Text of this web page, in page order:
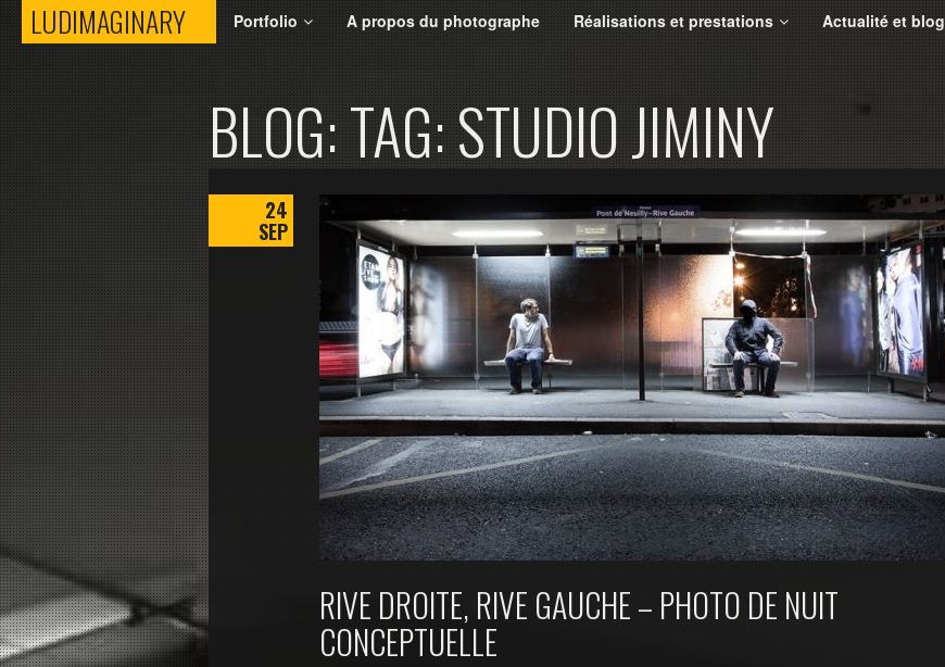
LUDIMAGINARYLUDIMAGINARY
Portfolio A propos du photographe Réalisations et prestations Actualité et blog
BLOG: TAG: STUDIO JIMINY
24
SEP
RIVE DROITE, RIVE GAUCHE – PHOTO DE NUIT
CONCEPTUELLE